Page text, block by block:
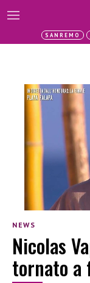
SANREMO
NEWS
Nicolas
tornato a